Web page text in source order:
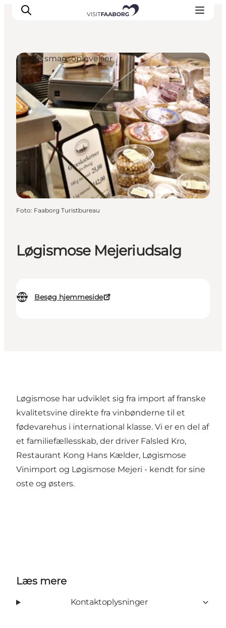
Overnatning
Spisesteder
Oplevelser
Øhop
Outdoor
Det sker
Løgismose Mejeriudsalg
Besøg hjemmeside
Lokale smagsoplevelser
Foto: Faaborg Turistbureau
Løgismose har udviklet sig fra import af franske
kvalitetsvine direkte fra vinbønderne til et
fødevarehus i international klasse. Vi er en del af
et familiefællesskab, der driver Falsled Kro,
Restaurant Kong Hans Kælder, Løgismose
Vinimport og Løgismose Mejeri - kendt for sine
oste og østers.
Læs mere
Kontaktoplysninger